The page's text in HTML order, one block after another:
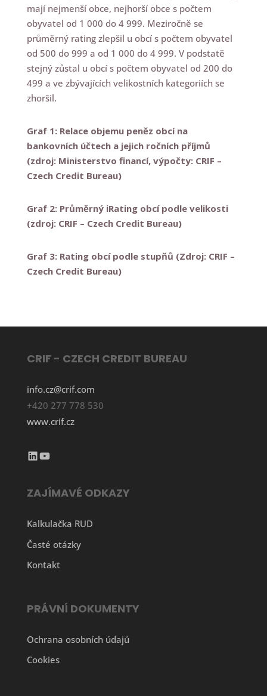
mají nejmenší obce, nejhorší obce s počtem
obyvatel od 1 000 do 4 999. Meziročně se
průměrný rating zlepšil u obcí s počtem obyvatel
od 500 do 999 a od 1 000 do 4 999. V podstatě
stejný zůstal u obcí s počtem obyvatel od 200 do
499 a ve zbývajících velikostních kategoriích se
zhoršil.
Graf 1: Relace objemu peněz obcí na
bankovních účtech a jejich ročních příjmů
(zdroj: Ministerstvo financí, výpočty: CRIF –
Czech Credit Bureau)
Graf 2: Průměrný iRating obcí podle velikosti
(zdroj: CRIF – Czech Credit Bureau)
Graf 3: Rating obcí podle stupňů (Zdroj: CRIF –
Czech Credit Bureau)
CRIF - CZECH CREDIT BUREAU
info.cz@crif.com
+420 277 778 530
www.crif.cz
LinkedIn YouTube
ZAJÍMAVÉ ODKAZY
Kalkulačka RUD
Časté otázky
Kontakt
PRÁVNÍ DOKUMENTY
Ochrana osobních údajů
Cookies